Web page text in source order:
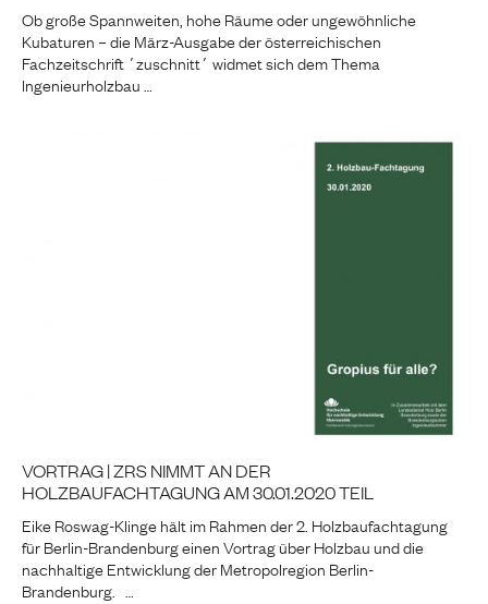
Ob große Spannweiten, hohe Räume oder ungewöhnliche
Kubaturen – die März-Ausgabe der österreichischen
Fachzeitschrift ´zuschnitt´ widmet sich dem Thema
Ingenieurholzbau …
VORTRAG | ZRS NIMMT AN DER
HOLZBAUFACHTAGUNG AM 30.01.2020 TEIL
Eike Roswag-Klinge hält im Rahmen der 2. Holzbaufachtagung
für Berlin-Brandenburg einen Vortrag über Holzbau und die
nachhaltige Entwicklung der Metropolregion Berlin-
Brandenburg. …